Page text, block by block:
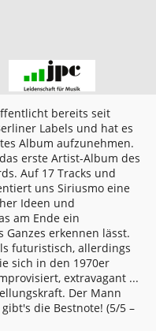
bereits seit
Labels und hat es
Album aufzunehmen.
erste Artist-Album des
Auf 17 Tracks und
uns Siriusmo eine
Ideen und
am Ende ein
erkennen lässt.
futuristisch, allerdings
sich in den 1970er
extravagant ...
Der Mann
die Bestnote! (5/5 –